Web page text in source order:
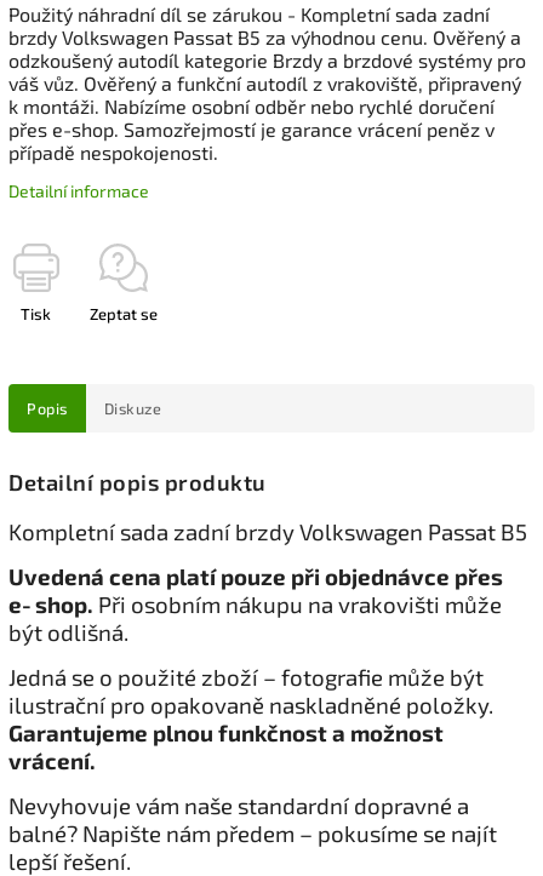
Použitý náhradní díl se zárukou - Kompletní sada zadní
brzdy Volkswagen Passat B5 za výhodnou cenu. Ověřený a
odzkoušený autodíl kategorie Brzdy a brzdové systémy pro
váš vůz. Ověřený a funkční autodíl z vrakoviště, připravený
k montáži. Nabízíme osobní odběr nebo rychlé doručení
přes e-shop. Samozřejmostí je garance vrácení peněz v
případě nespokojenosti.
Detailní informace
Tisk Zeptat se
Popis Diskuze
Detailní popis produktu
Kompletní sada zadní brzdy Volkswagen Passat B5
Uvedená cena platí pouze při objednávce přes
e‑shop. Při osobním nákupu na vrakovišti může
být odlišná.
Jedná se o použité zboží – fotografie může být
ilustrační pro opakovaně naskladněné položky.
Garantujeme plnou funkčnost a možnost
vrácení.
Nevyhovuje vám naše standardní dopravné a
balné? Napište nám předem – pokusíme se najít
lepší řešení.